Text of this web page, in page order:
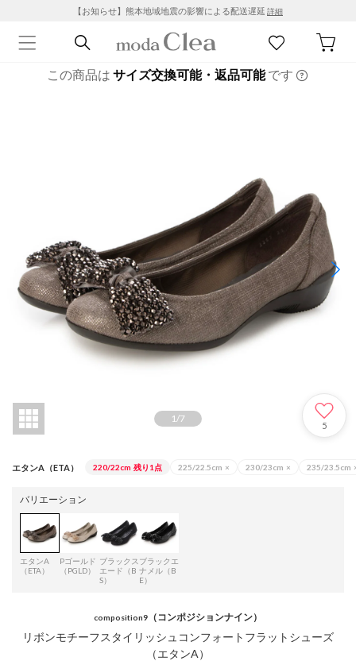
【お知らせ】熊本地域地震の影響による配送遅延 詳細
この商品は サイズ交換可能・返品可能です
1/7
5
エタンA（ETA） 220/22cm 残り1点 225/22.5cm × 230/23cm × 235/23.5cm
バリエーション
エタンA
（ETA）
Pゴールド
（PGLD）
ブラックス
エード（B
S）
ブラックエ
ナメル（B
E）
composition9 （コンポジションナイン）
リボンモチーフスタイリッシュコンフォートフラットシューズ
（エタンA）